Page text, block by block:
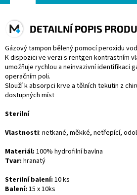
DETAILNÍ POPIS
Gázový tampon bělený pomocí peroxidu
K dispozici ve verzi s rentgen kontrastním
umožňuje rychlou a neinvazivní identifikaci
operačním poli.
Slouží k absorpci krve a tělních tekutin z
dostupných míst
Sterilní
Vlastnosti: netkané, měkké, netřepící,
Materiál: 100% hydrofilní bavlna
Tvar: hranatý
Sterilní balení: 10 ks
Balení: 15 x 10ks